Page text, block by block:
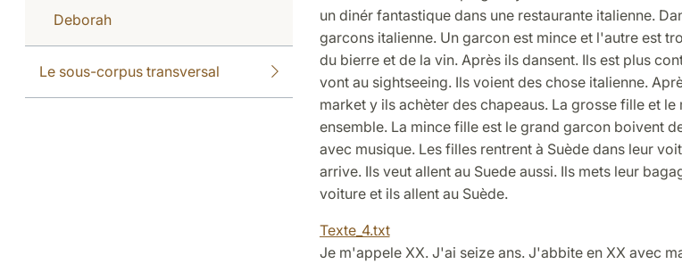
Deborah
Le sous-corpus transversal
un dinér fantastique dans une restaurante italienne.
garcons italienne. Un garcon est mince et l'autre est
du bierre et de la vin. Après ils dansent. Ils est plus
vont au sightseeing. Ils voient des chose italienne.
market y ils achèter des chapeaus. La grosse fille et
ensemble. La mince fille est le grand garcon boivent
avec musique. Les filles rentrent à Suède dans leur
arrive. Ils veut allent au Suede aussi. Ils mets leur
voiture et ils allent au Suède.
Texte_4.txt
Je m'appele XX. J'ai seize ans. J'abbite en XX avec